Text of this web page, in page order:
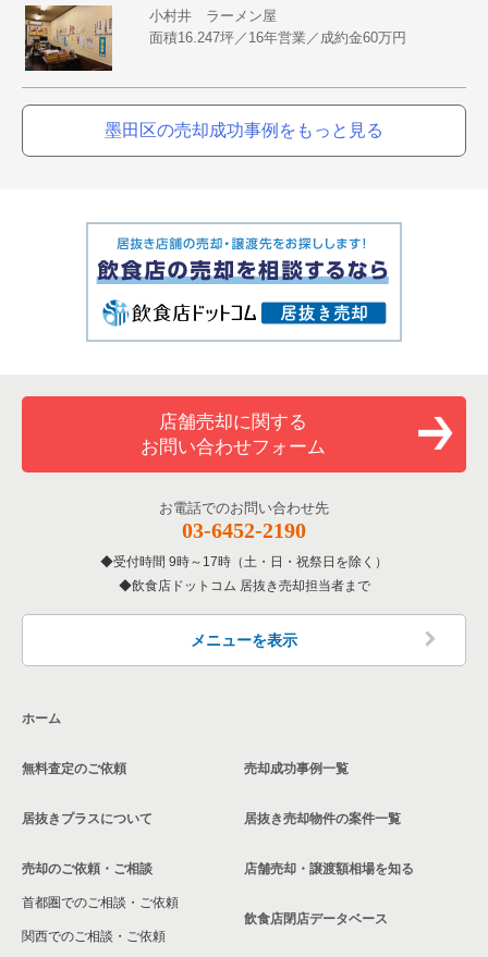
小村井 ラーメン屋
面積16.247坪／16年営業／成約金60万円
墨田区の売却成功事例をもっと見る
店舗売却に関する
お問い合わせフォーム
お電話でのお問い合わせ先
03-6452-2190
受付時間 9時～17時（土・日・祝祭日を除く）
飲食店ドットコム 居抜き売却担当者まで
メニューを表示
ホーム
無料査定のご依頼
居抜きプラスについて
売却のご依頼・ご相談
首都圏でのご相談・ご依頼
関西でのご相談・ご依頼
売却成功事例一覧
居抜き売却物件の案件一覧
店舗売却・譲渡額相場を知る
飲食店閉店データベース